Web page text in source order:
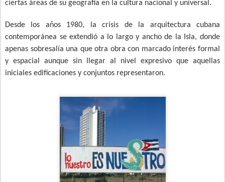
ciertas áreas de su geografía en la cultura nacional y universal.
Desde los años 1980, la crisis de la arquitectura cubana
contemporánea se extendió a lo largo y ancho de la Isla, donde
apenas sobresalía una que otra obra con marcado interés formal
y espacial aunque sin llegar al nivel expresivo que aquellas
iniciales edificaciones y conjuntos representaron.